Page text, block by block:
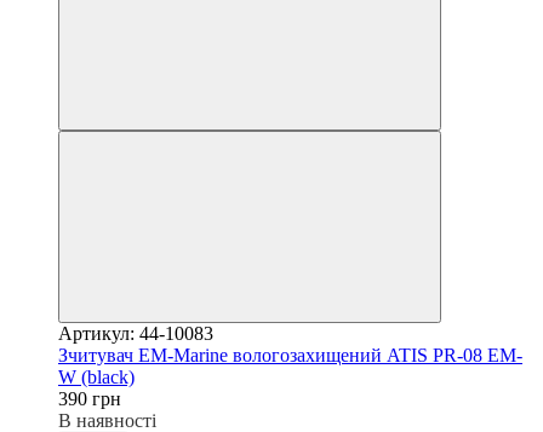
Артикул: 44-10083
Зчитувач EM-Marine вологозахищений ATIS PR-08 EM-
W (black)
390 грн
В наявності